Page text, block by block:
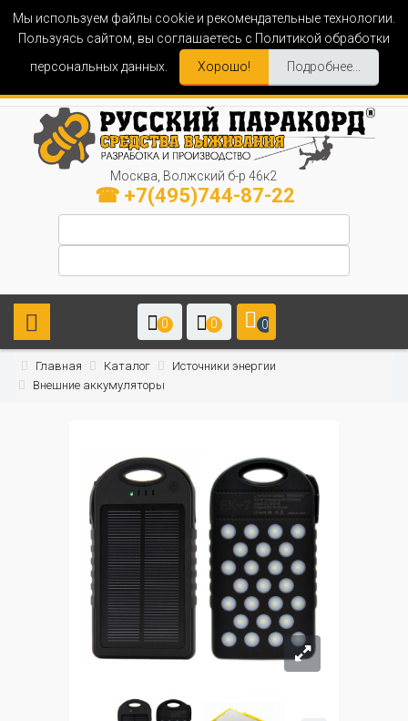
Мы используем файлы cookie и рекомендательные технологии.
Пользуясь сайтом, вы соглашаетесь с Политикой обработки
персональных данных.
Хорошо! Подробнее...
Москва, Волжский б-р 46к2
☎ +7(495)744-87-22
0 0 0
Главная Каталог
Источники энергии
Внешние аккумуляторы